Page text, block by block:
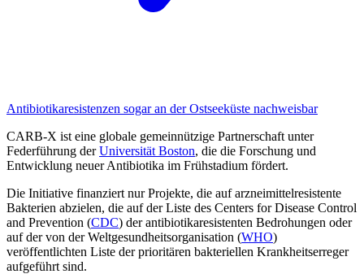
Antibiotikaresistenzen sogar an der Ostseeküste nachweisbar
CARB-X ist eine globale gemeinnützige Partnerschaft unter
Federführung derUniversität Boston, die die Forschung und
Entwicklung neuer Antibiotika im Frühstadium fördert.
Die Initiative finanziert nur Projekte, die auf arzneimittel­resistente
Bakterien abzielen, die auf der Liste des Centers for Disease Control
and Prevention (CDC) der antibiotikaresistenten Bedrohungen oder
auf der von der Weltgesundheitsorganisation (WHO)
veröffentlichten Liste der prioritären bakteriellen Krankheitserreger
aufge­führt sind.